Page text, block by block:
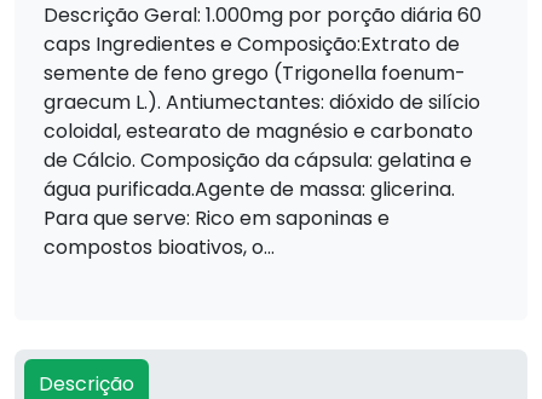
Descrição Geral: 1.000mg por porção diária 60
caps Ingredientes e Composição:Extrato de
semente de feno grego (Trigonella foenum-
graecum L.). Antiumectantes: dióxido de silício
coloidal, estearato de magnésio e carbonato
de Cálcio. Composição da cápsula: gelatina e
água purificada.Agente de massa: glicerina.
Para que serve: Rico em saponinas e
compostos bioativos, o...
Descrição